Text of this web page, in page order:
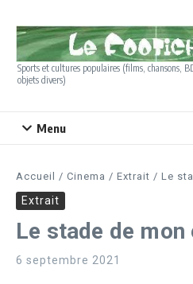
Sports et cultures populaires (films, chansons,
objets divers)
Menu
Accueil / Cinema / Extrait / Le
Extrait
Le stade de mon
6 septembre 2021